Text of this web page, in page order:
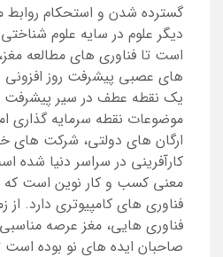
گسترده شدن و استحکام روابط
دیگر علوم در سایه علوم
است تا فناوری های مطالعه
های عصبی پیشرفت روز افزونی
یک نقطه عطف در سیر پیشرفت
موضوعات نقطه سرمایه گذاری
ارگان های دولتی، شرکت
کارآفرینی در سراسر دنیا شده
معنی کسب و کار نوین است که
فناوری های کامپیوتری دارد.
فناوری هایی، مغز عرصه
صاحبان ایده های نو بوده